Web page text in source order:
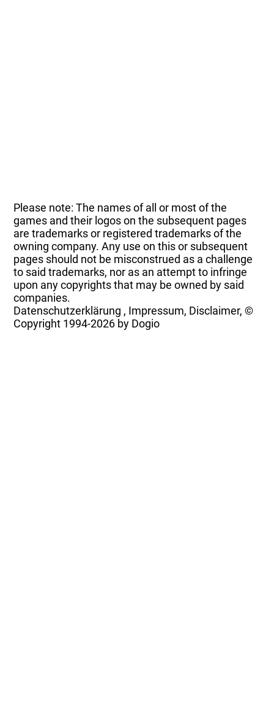
Please note: The names of all or most of the
games and their logos on the subsequent pages
are trademarks or registered trademarks of the
owning company. Any use on this or subsequent
pages should not be misconstrued as a challenge
to said trademarks, nor as an attempt to infringe
upon any copyrights that may be owned by said
companies.
Datenschutzerklärung , Impressum, Disclaimer, ©
Copyright 1994-2026 by Dogio